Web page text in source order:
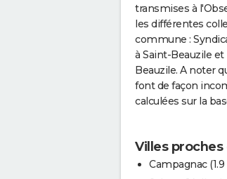
transmises à
les différentes
commune :
à Saint-Beauzile
Beauzile. A noter
font de façon
calculées sur la
Villes
Campagnac